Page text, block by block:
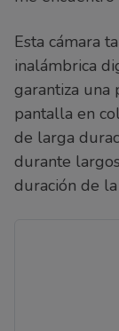
Esta cámara
inalámbrica
garantiza una
pantalla en
de larga
durante
duración de